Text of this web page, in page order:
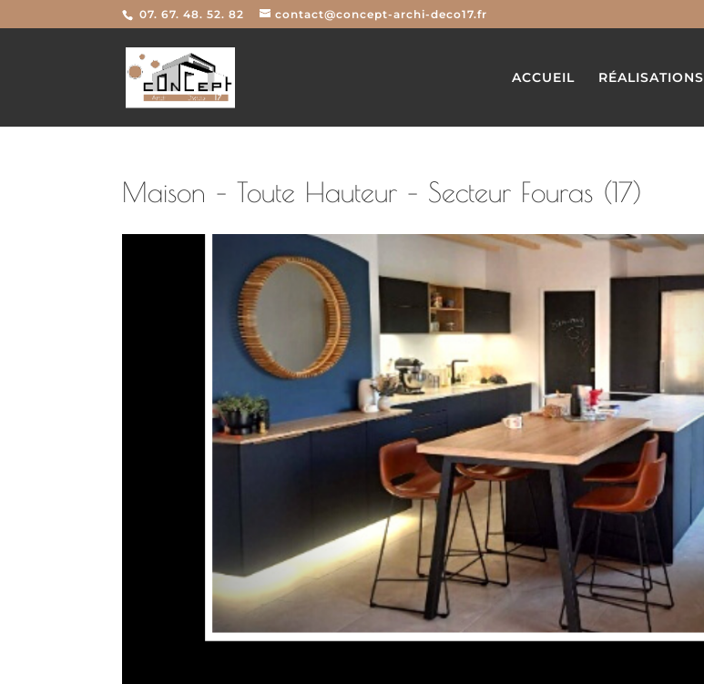
07. 67. 48. 52. 82 contact@concept-archi-deco17.fr
ACCUEIL RÉALISATIONS
Maison – Toute Hauteur – Secteur Fouras (17)